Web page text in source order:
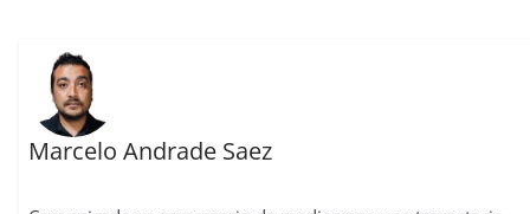
Marcelo Andrade Saez